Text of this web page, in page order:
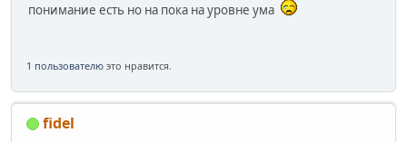
понимание есть но на пока на уровне ума
1 пользователю это нравится.
fidel